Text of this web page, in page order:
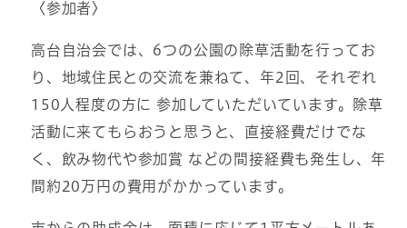
〈参加者〉
高台自治会では、6つの公園の除草活動を行ってお
り、地域住民との交流を兼ねて、年2回、それぞれ
150人程度の方に 参加していただいています。除草
活動に来てもらおうと思うと、直接経費だけでな
く、飲み物代や参加賞 などの間接経費も発生し、年
間約20万円の費用がかかっています。